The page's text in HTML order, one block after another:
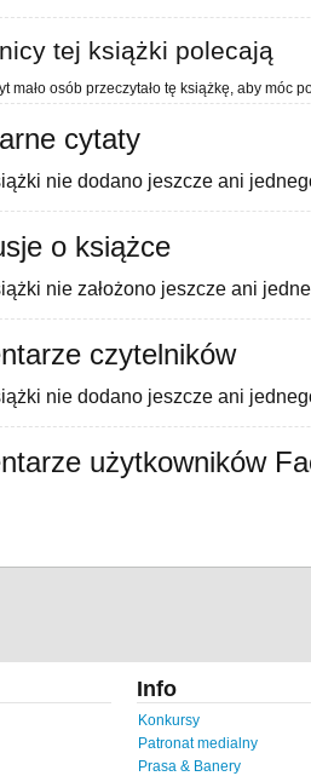
tej książki polecają
mało osób przeczytało tę książkę, aby móc
cytaty
nie dodano jeszcze ani
o książce
nie założono jeszcze ani
czytelników
nie dodano jeszcze ani
użytkowników
Info
Konkursy
Patronat medialny
Prasa & Banery